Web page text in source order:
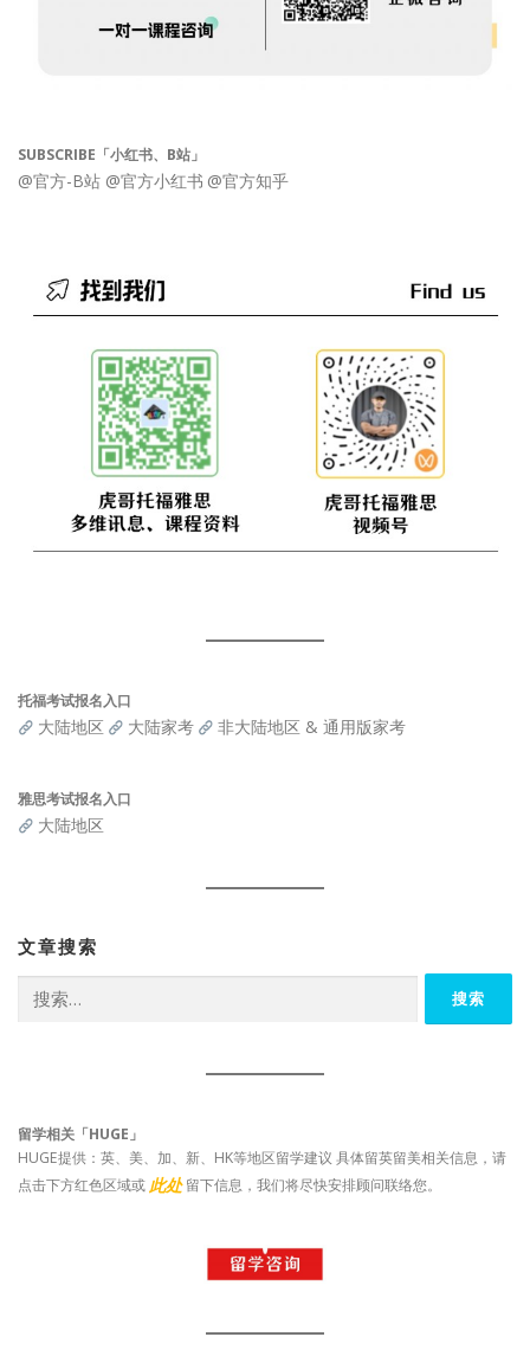
SUBSCRIBE「小红书、B站」
@官方-B站 @官方小红书 @官方知乎
托福考试报名入口
大陆地区 大陆家考 非大陆地区 & 通用版家考
雅思考试报名入口
大陆地区
文章搜索
索：
留学相关「HUGE」
HUGE提供：英、美、加、新、HK等地区留学建议 具体留英留美相关信息，请
点击下方红色区域或 此处 留下信息，我们将尽快安排顾问联络您。